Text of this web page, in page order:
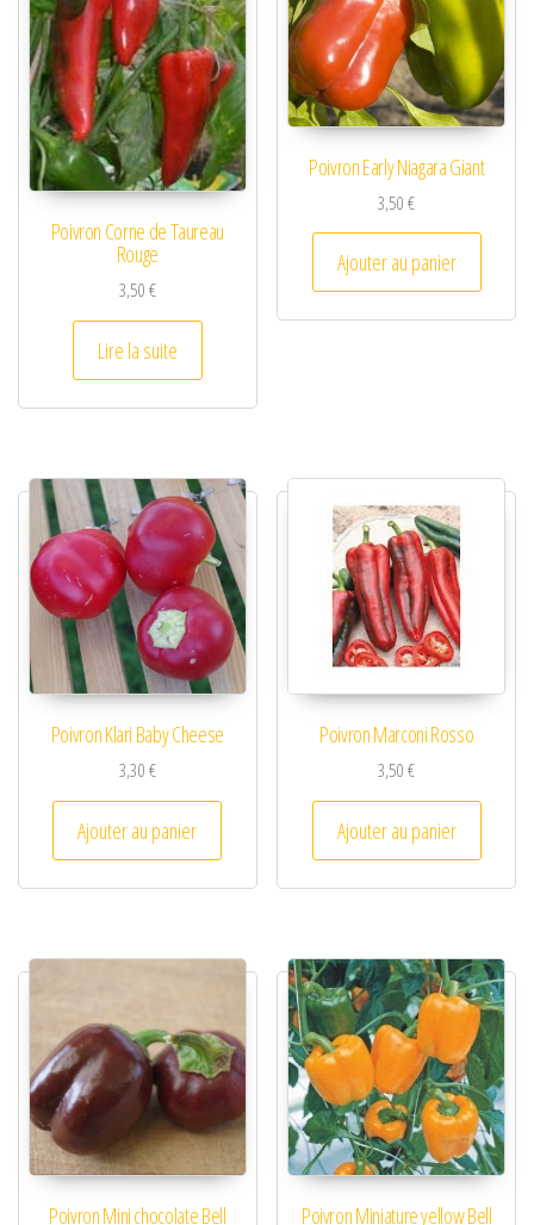
Poivron Corne de Taureau
Rouge
3,50€
Lire la suite
Poivron Early Niagara Giant
3,50€
Ajouter au panier
Poivron Klari Baby Cheese
3,30€
Ajouter au panier
Poivron Marconi Rosso
3,50€
Ajouter au panier
Poivron Mini chocolate Bell Poivron Miniature yellow Bell